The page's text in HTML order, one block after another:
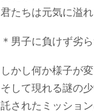
君たちは元気に溢
＊男子に負けず劣
しかし何か様子が変
そして現れる謎の少
託されたミッション